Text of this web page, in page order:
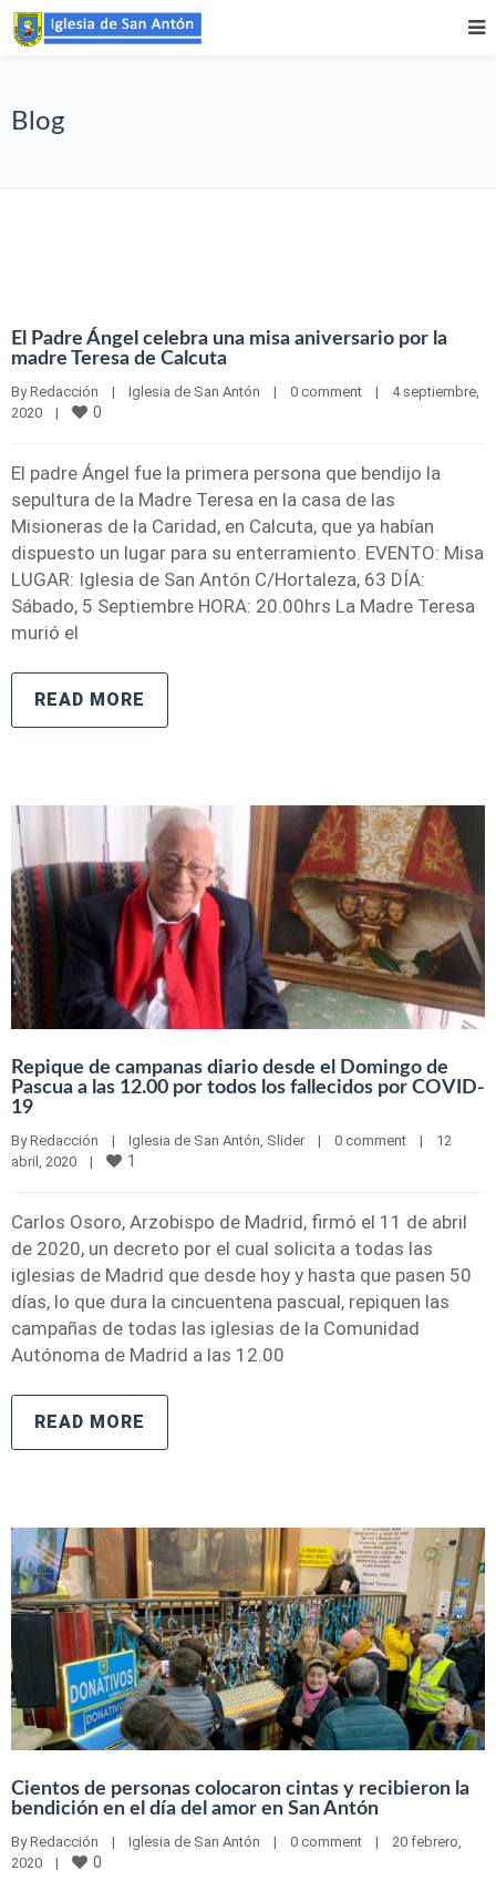
Blog
El Padre Ángel celebra una misa aniversario por la
madre Teresa de Calcuta
By Redacción | Iglesia de San Antón | 0 comment |
4 septiembre,
2020 | 0
El padre Ángel fue la primera persona que bendijo la
sepultura de la Madre Teresa en la casa de las
Misioneras de la Caridad, en Calcuta, que ya habían
dispuesto un lugar para su enterramiento. EVENTO: Misa
LUGAR: Iglesia de San Antón C/Hortaleza, 63 DÍA:
Sábado, 5 Septiembre HORA: 20.00hrs La Madre Teresa
murió el
READ MORE
Repique de campanas diario desde el Domingo de
Pascua a las 12.00 por todos los fallecidos por COVID-
19
By Redacción | Iglesia de San Antón Slider | 0 comment |
12
abril, 2020 | 1
Carlos Osoro, Arzobispo de Madrid, firmó el 11 de abril
de 2020, un decreto por el cual solicita a todas las
iglesias de Madrid que desde hoy y hasta que pasen 50
días, lo que dura la cincuentena pascual, repiquen las
campañas de todas las iglesias de la Comunidad
Autónoma de Madrid a las 12.00
READ MORE
Cientos de personas colocaron cintas y recibieron la
bendición en el día del amor en San Antón
By Redacción | Iglesia de San Antón | 0 comment |
20 febrero,
2020 | 0